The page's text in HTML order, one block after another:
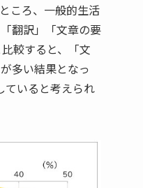
ころ、一般的生活
翻訳」「文章の要
較すると、「文
多い結果となっ
ていると考えられ